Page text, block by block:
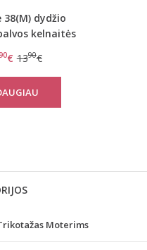
38(M) dydžio
kelnaitės
€ 1390€
Moterims